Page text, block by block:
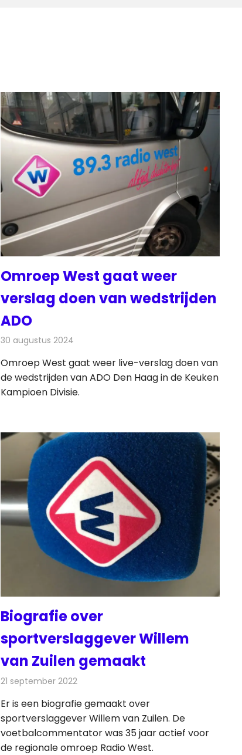
Omroep West gaat weer
verslag doen van wedstrijden
ADO
30 augustus 2024
Omroep West gaat weer live-verslag doen van
de wedstrijden van ADO Den Haag in de Keuken
Kampioen Divisie.
Biografie over
sportverslaggever Willem
van Zuilen gemaakt
21 september 2022
Er is een biografie gemaakt over
sportverslaggever Willem van Zuilen. De
voetbalcommentator was 35 jaar actief voor
de regionale omroep Radio West.